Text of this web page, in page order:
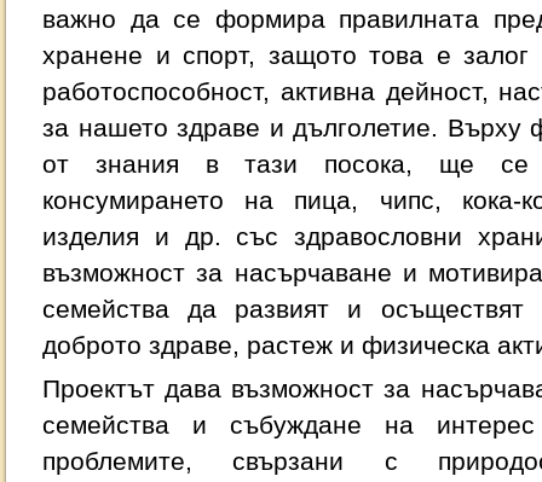
важно да се формира правилната
хранене и спорт, защото това е залог
работоспособност, активна дейност,
за нашето здраве и дълголетие. Върху
от знания в тази посока, ще се
консумирането на пица, чипс, кока-
изделия и др. със здравословни
възможност за насърчаване и
семейства да развият и
доброто здраве, растеж и физическа
Проектът дава възможност за
семейства и събуждане на
проблемите, свързани с